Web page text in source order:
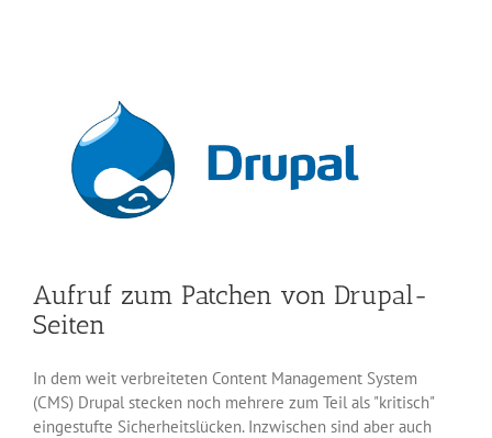
Aufruf zum Patchen von Drupal-
Seiten
In dem weit verbreiteten Content Management System
(CMS) Drupal stecken noch mehrere zum Teil als "kritisch"
eingestufte Sicherheitslücken. Inzwischen sind aber auch